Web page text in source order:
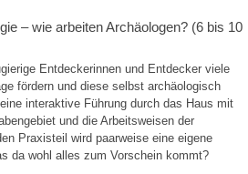
– wie arbeiten Archäologen? (6 bis 10
Entdeckerinnen und Entdecker viele
fördern und diese selbst archäologisch
interaktive Führung durch das Haus mit
und die Arbeitsweisen der
Praxisteil wird paarweise eine eigene
da wohl alles zum Vorschein kommt?